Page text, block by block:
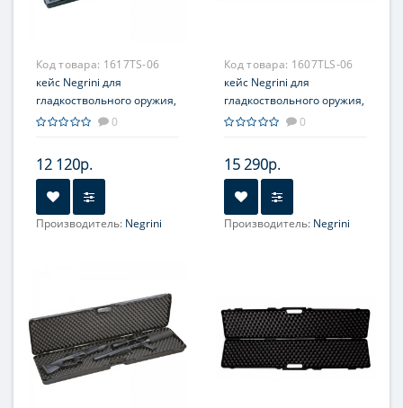
Код товара: 1617TS-06
кейс Negrini для
гладкоствольного оружия,
длина стволов до 910 мм,
0
12 120р.
Производитель: Negrini
Код товара: 1607TLS-06
кейс Negrini для
гладкоствольного оружия,
длина стволов до 940 мм,
0
15 290р.
Производитель: Negrini